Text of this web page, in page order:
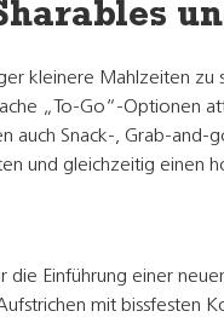
kleinere Mahlzeiten
„To-Go“-Optionen
auch Snack-, Grab-
und gleichzeitig einen
Einführung einer
mit bissfesten